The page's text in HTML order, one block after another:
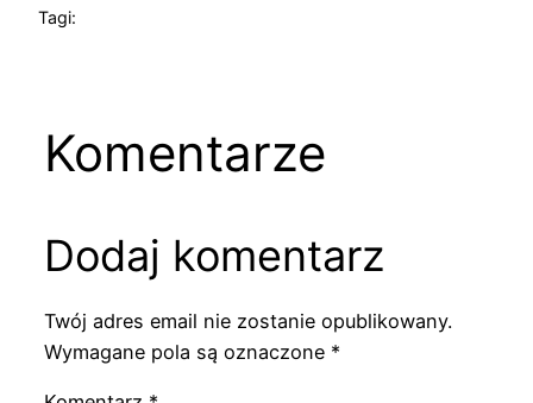
Tagi:
Komentarze
Dodaj komentarz
Twój adres email nie zostanie opublikowany.
Wymagane pola są oznaczone *